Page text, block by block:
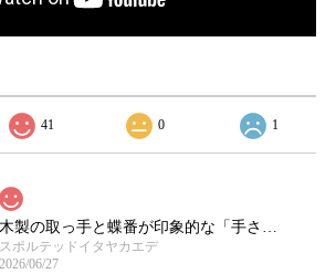
41 0 1
木製の取っ手と蝶番が印象的な「手さげ木箱」/限定樹種
スポルテッドイタヤカエデ
2026/06/27